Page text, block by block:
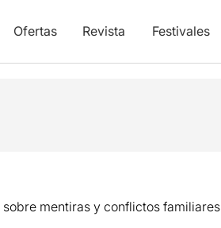
Ofertas Revista Festivales
mentiras y conflictos familiares